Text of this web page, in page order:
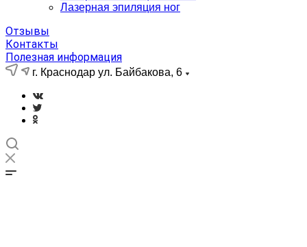
Лазерная эпиляция ног
Отзывы
Контакты
Полезная информация
г. Краснодар ул. Байбакова, 6